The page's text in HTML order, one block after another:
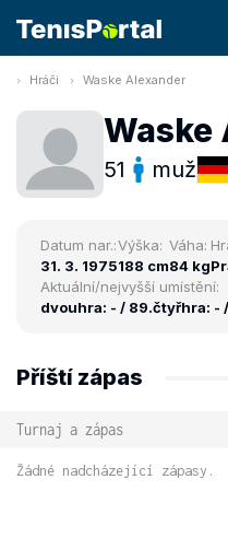
Hráči Waske Alexander
Waske
51 muž
Datum nar.:
31. 3. 1975
Výška:
188 cm
Váha:
84 kg
Aktuální/nejvyšší umístění:
dvouhra: - / 89.čtyřhra: -
Příští zápas
Turnaj a zápas
Žádné nadcházející zápasy.